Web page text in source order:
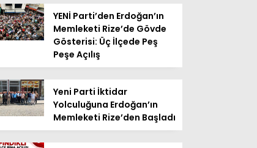
YENİ Parti’den Erdoğan’ın
Memleketi Rize’de Gövde
Gösterisi: Üç İlçede Peş
Peşe Açılış
Yeni Parti İktidar
Yolculuğuna Erdoğan’ın
Memleketi Rize’den Başladı